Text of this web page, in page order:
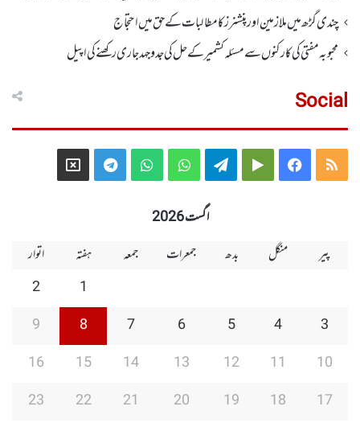
چندی گڑھ میں ملازمین اور پنشنرز کا مطالبات کے حق میں احتجاج
محبوبہ مفتی کی کارکنوں سے مسئلہ کشمیر کے حل کی جدوجہد جاری رکھنے کی اپیل
Social
RSS
Facebook
Google
Telegram
WhatsApp
WhatsApp
Telegram
X
اگست 2026
پیر
منگل بدھ جمعرات جمعہ ہفتہ
اتوار
1
2
3
4
5
6
7
8
9
10
11
12
13
14
15
16
17
18
19
20
21
22
23